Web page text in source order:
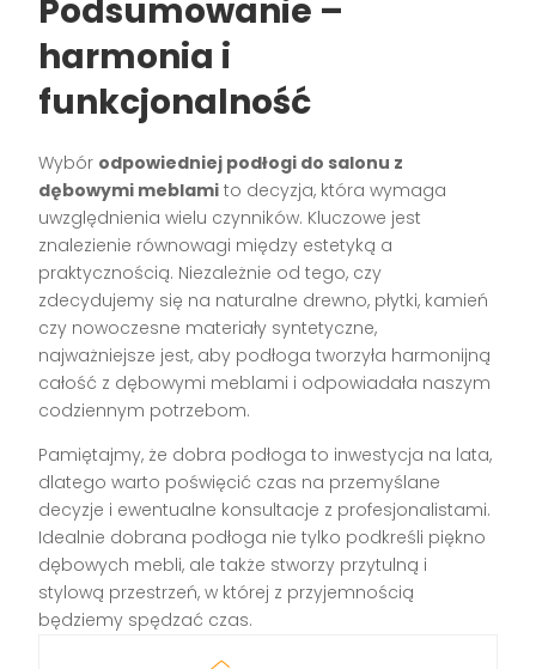
Podsumowanie –
harmonia i
funkcjonalność
Wybór odpowiedniej podłogi do salonu z
dębowymi meblami to decyzja, która wymaga
uwzględnienia wielu czynników. Kluczowe jest
znalezienie równowagi między estetyką a
praktycznością. Niezależnie od tego, czy
zdecydujemy się na naturalne drewno, płytki, kamień
czy nowoczesne materiały syntetyczne,
najważniejsze jest, aby podłoga tworzyła harmonijną
całość z dębowymi meblami i odpowiadała naszym
codziennym potrzebom.
Pamiętajmy, że dobra podłoga to inwestycja na lata,
dlatego warto poświęcić czas na przemyślane
decyzje i ewentualne konsultacje z profesjonalistami.
Idealnie dobrana podłoga nie tylko podkreśli piękno
dębowych mebli, ale także stworzy przytulną i
stylową przestrzeń, w której z przyjemnością
będziemy spędzać czas.